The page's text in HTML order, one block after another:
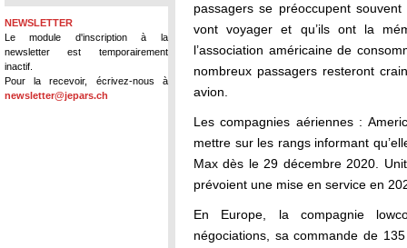
NEWSLETTER
Le module d'inscription à la
newsletter est temporairement
inactif.
Pour la recevoir, écrivez-nous à
newsletter@jepars.ch
passagers se préoccupent
vont voyager et qu’ils ont la
l’association américaine de
nombreux passagers resteront
avion.
Les compagnies aériennes :
mettre sur les rangs informant
Max dès le 29 décembre 2020.
prévoient une mise en service en
En Europe, la compagnie
négociations, sa commande de